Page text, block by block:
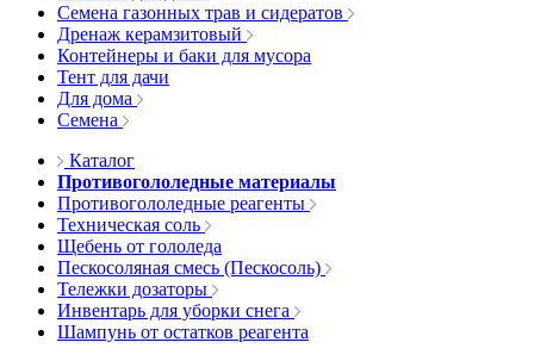
Семена газонных трав и сидератов
Дренаж керамзитовый
Контейнеры и баки для мусора
Тент для дачи
Для дома
Семена
Каталог
Противогололедные материалы
Противогололедные реагенты
Техническая соль
Щебень от гололеда
Пескосоляная смесь (Пескосоль)
Тележки дозаторы
Инвентарь для уборки снега
Шампунь от остатков реагента